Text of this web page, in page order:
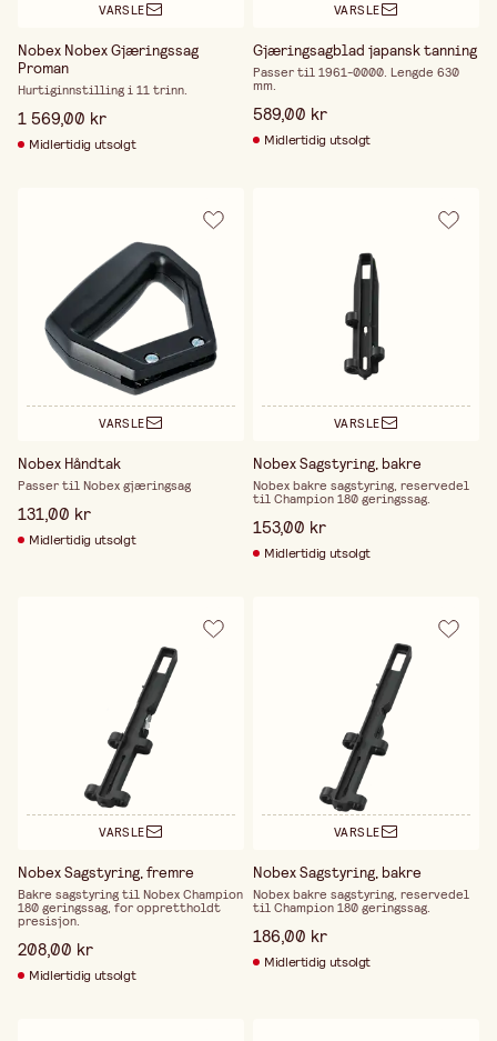
VARSLE
Nobex Nobex Gjæringssag
Proman
Hurtiginnstilling i 11 trinn.
1 569,00 kr
Midlertidig utsolgt
VARSLE
Gjæringsagblad japansk tanning
Passer til 1961-0000. Lengde 630
mm.
589,00 kr
Midlertidig utsolgt
VARSLE
Nobex Håndtak
Passer til Nobex gjæringsag
131,00 kr
Midlertidig utsolgt
VARSLE
Nobex Sagstyring, bakre
Nobex bakre sagstyring, reservedel
til Champion 180 geringssag.
153,00 kr
Midlertidig utsolgt
VARSLE
Nobex Sagstyring, fremre
Bakre sagstyring til Nobex Champion
180 geringssag, for opprettholdt
presisjon.
208,00 kr
Midlertidig utsolgt
VARSLE
Nobex Sagstyring, bakre
Nobex bakre sagstyring, reservedel
til Champion 180 geringssag.
186,00 kr
Midlertidig utsolgt